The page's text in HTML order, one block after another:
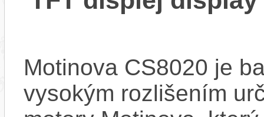
Motinova CS8020 je
vysokým rozlišením